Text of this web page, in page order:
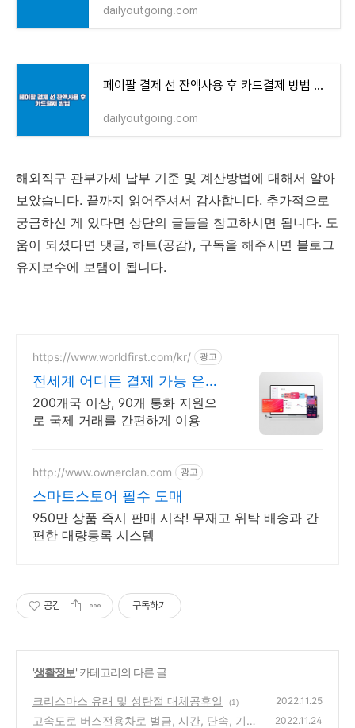
dailyoutgoing.com
페이팔 결제 선 잔액사용 후 카드결제 방법 및 수수료 계산기
dailyoutgoing.com
해외직구 관부가세 납부 기준 및 계산방법에 대해서 알아
보았습니다. 끝까지 읽어주셔서 감사합니다. 추가적으로
궁금하신 게 있다면 상단의 글들을 참고하시면 됩니다. 도
움이 되셨다면 댓글, 하트(공감), 구독을 해주시면 블로그
유지보수에 보탬이 됩니다.
https://www.worldfirst.com/kr/ 광고
전세계 어디든 결제 가능 은행
보다 저렴한 송금 수수료
200개국 이상, 90개 통화 지원으
로 국제 거래를 간편하게 이용
http://www.ownerclan.com 광고
스마트스토어 필수 도매
950만 상품 즉시 판매 시작! 무재고 위탁 배송과 간
편한 대량등록 시스템
공감 구독하기
'생활정보' 카테고리의 다른 글
크리스마스 유래 및 성탄절 대체공휴일 (1) 2022.11.25
고속도로 버스전용차로 벌금, 시간, 단속, 기준 2022.11.24